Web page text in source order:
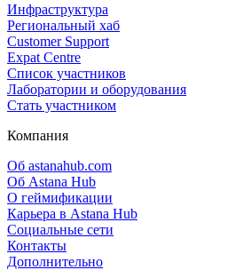
Инфраструктура
Региональный хаб
Customer Support
Expat Centre
Список участников
Лаборатории и оборудования
Стать участником
Компания
Об astanahub.com
Об Astana Hub
О геймификации
Карьера в Astana Hub
Социальные сети
Контакты
Дополнительно